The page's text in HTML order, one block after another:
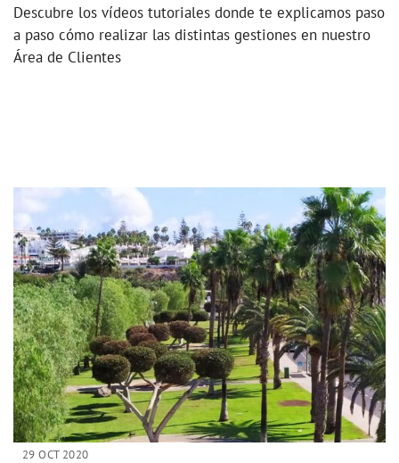
Descubre los vídeos tutoriales donde te explicamos paso
a paso cómo realizar las distintas gestiones en nuestro
Área de Clientes
29 OCT 2020